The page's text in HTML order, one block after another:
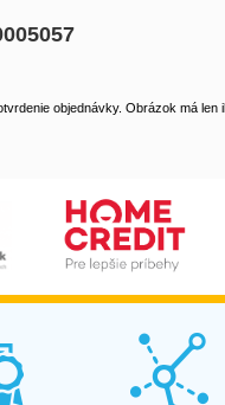
objednávky. Obrázok má len